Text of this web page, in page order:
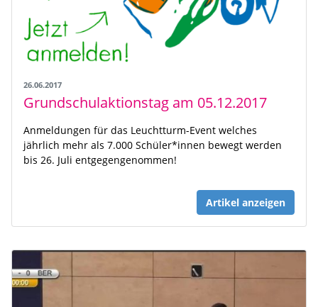
26.06.2017
Grundschulaktionstag am 05.12.2017
Anmeldungen für das Leuchtturm-Event welches
jährlich mehr als 7.000 Schüler*innen bewegt werden
bis 26. Juli entgegengenommen!
Artikel anzeigen